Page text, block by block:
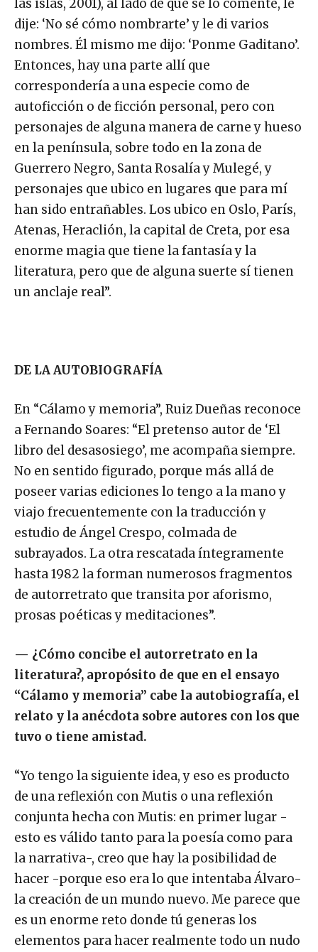
las islas, 2001), al lado de que se lo comenté, le
dije: ‘No sé cómo nombrarte’ y le di varios
nombres. Él mismo me dijo: ‘Ponme Gaditano’.
Entonces, hay una parte allí que
correspondería a una especie como de
autoficción o de ficción personal, pero con
personajes de alguna manera de carne y hueso
en la península, sobre todo en la zona de
Guerrero Negro, Santa Rosalía y Mulegé, y
personajes que ubico en lugares que para mí
han sido entrañables. Los ubico en Oslo, París,
Atenas, Heraclión, la capital de Creta, por esa
enorme magia que tiene la fantasía y la
literatura, pero que de alguna suerte sí tienen
un anclaje real”.
DE LA AUTOBIOGRAFÍA
En “Cálamo y memoria”, Ruiz Dueñas reconoce
a Fernando Soares: “El pretenso autor de ‘El
libro del desasosiego’, me acompaña siempre.
No en sentido figurado, porque más allá de
poseer varias ediciones lo tengo a la mano y
viajo frecuentemente con la traducción y
estudio de Ángel Crespo, colmada de
subrayados. La otra rescatada íntegramente
hasta 1982 la forman numerosos fragmentos
de autorretrato que transita por aforismo,
prosas poéticas y meditaciones”.
— ¿Cómo concibe el autorretrato en la
literatura?, apropósito de que en el ensayo
“Cálamo y memoria” cabe la autobiografía, el
relato y la anécdota sobre autores con los que
tuvo o tiene amistad.
“Yo tengo la siguiente idea, y eso es producto
de una reflexión con Mutis o una reflexión
conjunta hecha con Mutis: en primer lugar -
esto es válido tanto para la poesía como para
la narrativa-, creo que hay la posibilidad de
hacer -porque eso era lo que intentaba Álvaro-
la creación de un mundo nuevo. Me parece que
es un enorme reto donde tú generas los
elementos para hacer realmente todo un nudo